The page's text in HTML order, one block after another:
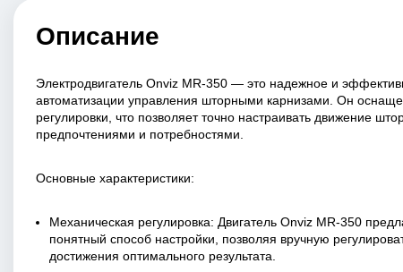
Описание
Электродвигатель Onviz MR-350 — это надежное и
автоматизации управления шторными карнизами. Он
регулировки, что позволяет точно настраивать движение
предпочтениями и потребностями.
Основные характеристики:
Механическая регулировка: Двигатель Onviz MR-350
понятный способ настройки, позволяя вручную
достижения оптимального результата.